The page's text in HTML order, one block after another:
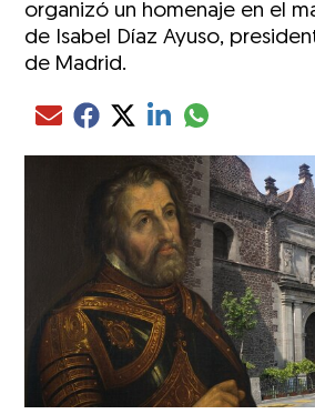
organizó un homenaje en el
de Isabel Díaz Ayuso,
de Madrid.
Compartir el artículo actual mediante
Compartir el artículo actual
Compartir el artículo
Compartir el artículo
Compartir el